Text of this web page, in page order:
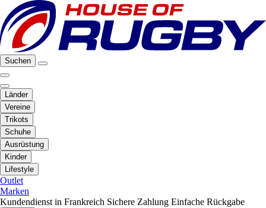
Suchen
Länder
Vereine
Trikots
Schuhe
Ausrüstung
Kinder
Lifestyle
Outlet
Marken
Kundendienst in Frankreich Sichere Zahlung Einfache Rückgabe